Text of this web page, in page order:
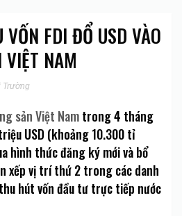
FDI ĐỔ USD VÀO
NAM
Trường
sản Việt Namtrong 4 tháng
USD (khoảng 10.300 tỉ
hình thức đăng ký mới và bổ
xếp vị trí thứ 2 trong các danh
hút vốn đầu tư trực tiếp nước